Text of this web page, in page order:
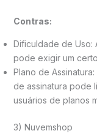
Contras:
Dificuldade de Uso:
pode exigir um
Plano de
de assinatura pode
usuários de planos
3) Nuvemshop